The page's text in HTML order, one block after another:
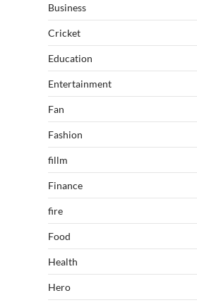
Business
Cricket
Education
Entertainment
Fan
Fashion
fillm
Finance
fire
Food
Health
Hero